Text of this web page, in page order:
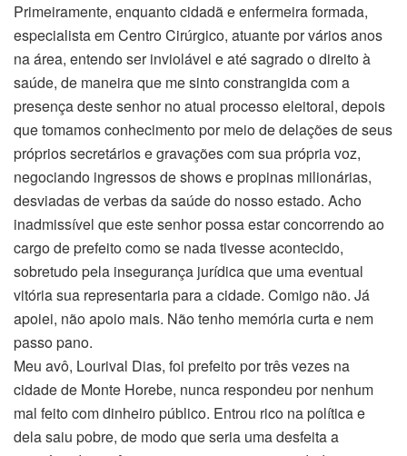
Primeiramente, enquanto cidadã e enfermeira formada,
especialista em Centro Cirúrgico, atuante por vários anos
na área, entendo ser inviolável e até sagrado o direito à
saúde, de maneira que me sinto constrangida com a
presença deste senhor no atual processo eleitoral, depois
que tomamos conhecimento por meio de delações de seus
próprios secretários e gravações com sua própria voz,
negociando ingressos de shows e propinas milionárias,
desviadas de verbas da saúde do nosso estado. Acho
inadmissível que este senhor possa estar concorrendo ao
cargo de prefeito como se nada tivesse acontecido,
sobretudo pela insegurança jurídica que uma eventual
vitória sua representaria para a cidade. Comigo não. Já
apoiei, não apoio mais. Não tenho memória curta e nem
passo pano.
Meu avô, Lourival Dias, foi prefeito por três vezes na
cidade de Monte Horebe, nunca respondeu por nenhum
mal feito com dinheiro público. Entrou rico na política e
dela saiu pobre, de modo que seria uma desfeita a